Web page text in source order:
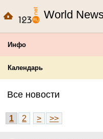
World
Инфо
Календарь
Все новости
1 2 > >>